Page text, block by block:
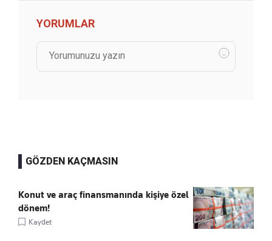
YORUMLAR
GÖZDEN KAÇMASIN
Konut ve araç finansmanında kişiye özel
dönem!
Kaydet